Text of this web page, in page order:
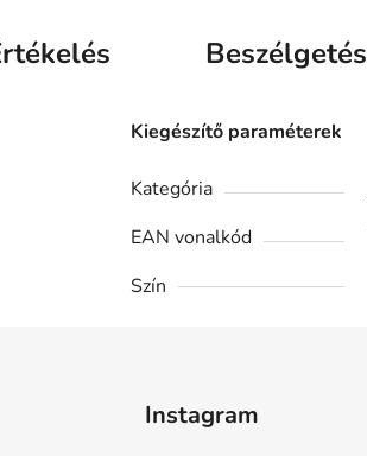
Beszélgetés
Kiegészítő paraméterek
Kategória
EAN vonalkód
Szín
Instagram